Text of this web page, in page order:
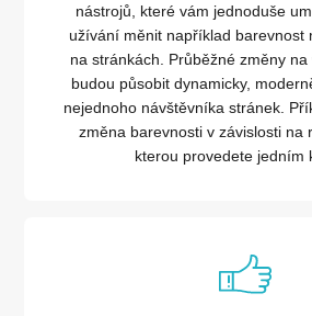
nástrojů, které vám jednoduše
užívání měnit například barevnost
na stránkách. Průběžné změny
budou působit dynamicky,
nejednoho návštěvníka stránek.
změna barevnosti v závislosti na
kterou provedete jedním